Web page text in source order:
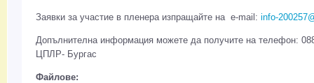
Заявки за участие в пленера изпращайте на e-mail: info-
Допълнителна информация можете да получите на телефон:
ЦПЛР- Бургас
Файлове: